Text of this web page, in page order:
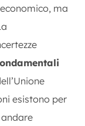
ma
esistono per